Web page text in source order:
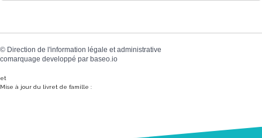
© Direction de l'information légale et administrative
comarquage developpé par baseo.io
et
Mise à jour du livret de famille :